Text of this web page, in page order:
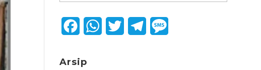
c
W
Arsip